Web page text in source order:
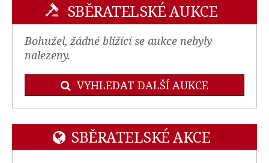
SBĚRATELSKÉ AUKCE
Bohužel, žádné blížící se aukce nebyly
nalezeny.
VYHLEDAT DALŠÍ AUKCE
SBĚRATELSKÉ AKCE